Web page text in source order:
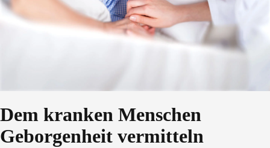
Dem kranken Menschen
Geborgenheit vermitteln